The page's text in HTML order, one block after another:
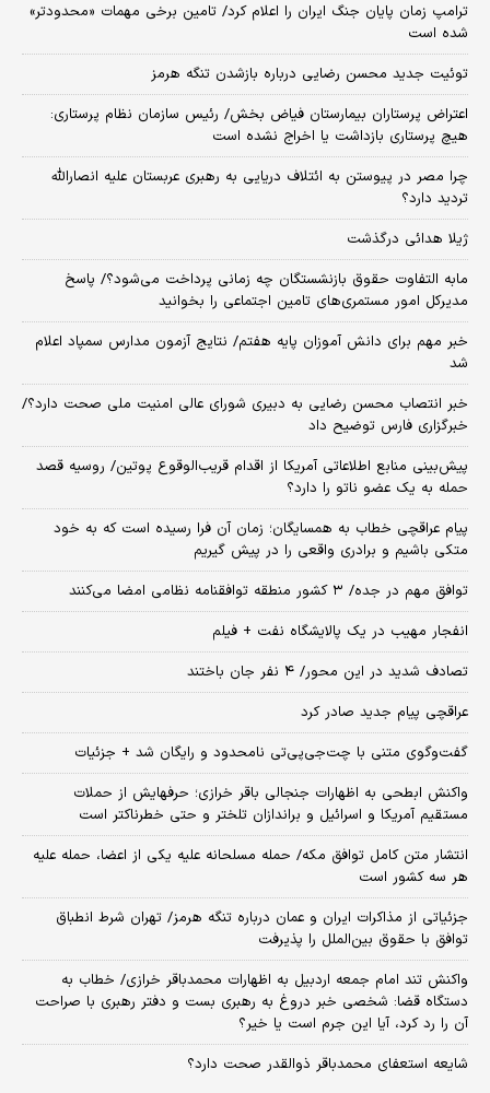
ترامپ زمان پایان جنگ ایران را اعلام کرد/ تامین برخی مهمات «محدودتر»
شده است
توئیت جدید محسن رضایی درباره بازشدن تنگه هرمز
اعتراض پرستاران بیمارستان فیاض بخش/ رئیس سازمان نظام پرستاری:
هیچ پرستاری بازداشت یا اخراج نشده است
چرا مصر در پیوستن به ائتلاف دریایی به رهبری عربستان علیه انصارالله
تردید دارد؟
ژیلا هدائی درگذشت
مابه التفاوت حقوق بازنشستگان چه زمانی پرداخت می‌شود؟/ پاسخ
مدیرکل امور مستمری‌های تامین اجتماعی را بخوانید
خبر مهم برای دانش آموزان پایه هفتم/ نتایج آزمون مدارس سمپاد اعلام
شد
خبر انتصاب محسن رضایی به دبیری شورای عالی امنیت ملی صحت دارد؟/
خبرگزاری فارس توضیح داد
پیش‌بینی منابع اطلاعاتی آمریکا از اقدام قریب‌الوقوع پوتین/ روسیه قصد
حمله به یک عضو ناتو را دارد؟
پیام عراقچی خطاب به همسایگان؛ زمان آن فرا رسیده است که به خود
متکی باشیم و برادری واقعی را در پیش گیریم
توافق مهم در جده/ ۳ کشور منطقه توافقنامه نظامی امضا می‌کنند
انفجار مهیب در یک پالایشگاه نفت + فیلم
تصادف شدید در این محور/ ۴ نفر جان باختند
عراقچی پیام جدید صادر کرد
گفت‌وگوی متنی با چت‌جی‌پی‌تی نامحدود و رایگان شد + جزئیات
واکنش ابطحی به اظهارات جنجالی باقر خرازی؛ حرفهایش از حملات
مستقیم آمریکا و اسرائیل و براندازان تلختر و حتی خطرناکتر است
انتشار متن کامل توافق مکه/ حمله مسلحانه علیه یکی از اعضا، حمله علیه
هر سه کشور است
جزئیاتی از مذاکرات ایران و عمان درباره تنگه هرمز/ تهران شرط انطباق
توافق با حقوق بین‌الملل را پذیرفت
واکنش تند امام جمعه اردبیل به اظهارات محمدباقر خرازی/ خطاب به
دستگاه قضا: شخصی خبر دروغ به رهبری بست و دفتر رهبری با صراحت
آن را رد کرد، آیا این جرم است یا خیر؟
شایعه استعفای محمدباقر ذوالقدر صحت دارد؟